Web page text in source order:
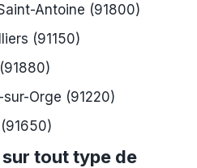
Antoine (91800)
(91150)
Orge (91220)
tout type de